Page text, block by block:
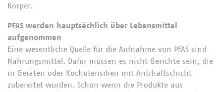
Körper.
PFAS werden hauptsächlich über Lebensmittel
aufgenommen
Eine wesentliche Quelle für die Aufnahme von PFAS sind
Nahrungsmittel. Dafür müssen es nicht Gerichte sein, die
in Geräten oder Kochutensilien mit Antihaftschicht
zubereitet wurden. Schon wenn die Produkte aus